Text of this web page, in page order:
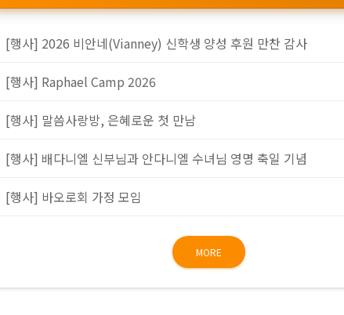
[행사] 2026 비안네(Vianney) 신학생 양성 후원 만찬 감사
[행사] Raphael Camp 2026
[행사] 말씀사랑방, 은혜로운 첫 만남
[행사] 배다니엘 신부님과 안다니엘 수녀님 영명 축일 기념
[행사] 바오로회 가정 모임
MORE